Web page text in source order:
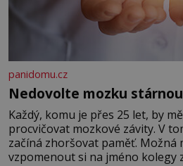
panidomu.cz
Nedovolte mozku
Každý, komu je přes 25 let, by
procvičovat mozkové závity. V
začíná zhoršovat paměť. Možná
vzpomenout si na jméno kolegy